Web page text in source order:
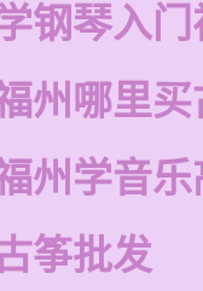
钢琴入
州哪里
州学音
筝批发